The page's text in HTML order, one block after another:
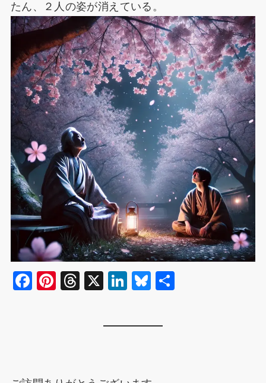
たん、２人の姿が消えている。
F
o
Pi
T
s
X
Li
n
Bl
y